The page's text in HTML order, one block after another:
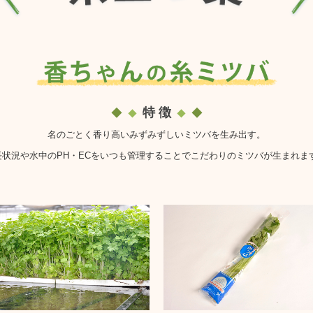
◆ ◆ 特 徴 ◆ ◆
名のごとく香り高いみずみずしいミツバを生み出す。
状況や水中のPH・ECをいつも管理することでこだわりのミツバが生まれま